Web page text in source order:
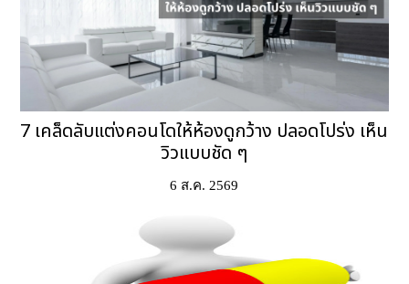
7 เคล็ดลับแต่งคอนโดให้ห้องดูกว้าง ปลอดโปร่ง เห็น
วิวแบบชัด ๆ
6 ส.ค. 2569